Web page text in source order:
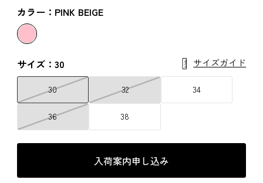
カラー：PINK BEIGE
サイズ：30 サイズガイド
30 32 34
36 38
入荷案内申し込み